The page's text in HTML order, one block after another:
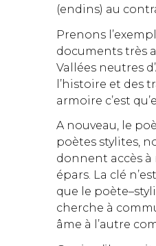
(endins) au
Prenons
documents très
Vallées neutres
l’histoire et des
armoire c’est
A nouveau, le
poètes stylites,
donnent accès à
épars. La clé
que le
cherche à
âme à l’autre